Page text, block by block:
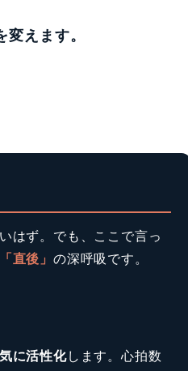
えます。
はず。でも、ここで言っ
直後」の深呼吸です。
に活性化します。心拍数